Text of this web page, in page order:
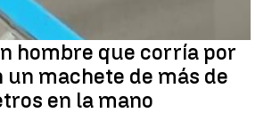
hombre que corría por
un machete de más de
en la mano